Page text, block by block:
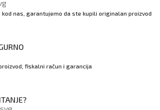
kod nas, garantujemo da ste kupili originalan proizvod
fiskalni račun i garancija